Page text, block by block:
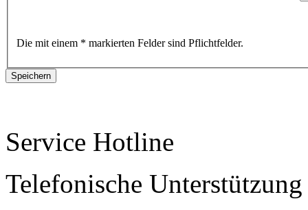
Die mit einem * markierten Felder sind Pflichtfelder.
Service Hotline
Telefonische